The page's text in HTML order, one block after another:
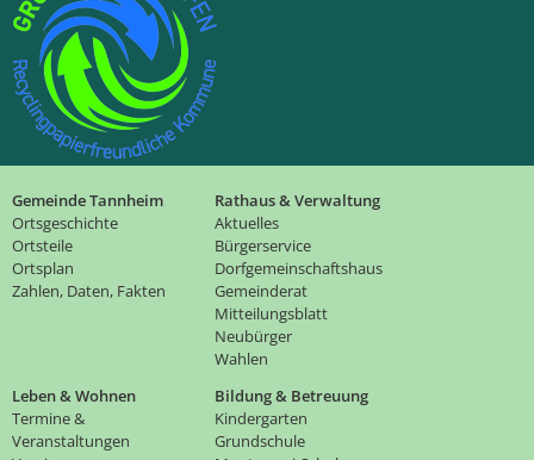
Gemeinde Tannheim
Ortsgeschichte
Ortsteile
Ortsplan
Zahlen, Daten, Fakten
Rathaus & Verwaltung
Aktuelles
Bürgerservice
Dorfgemeinschaftshaus
Gemeinderat
Mitteilungsblatt
Neubürger
Wahlen
Leben & Wohnen
Termine &
Veranstaltungen
Bildung & Betreuung
Kindergarten
Grundschule